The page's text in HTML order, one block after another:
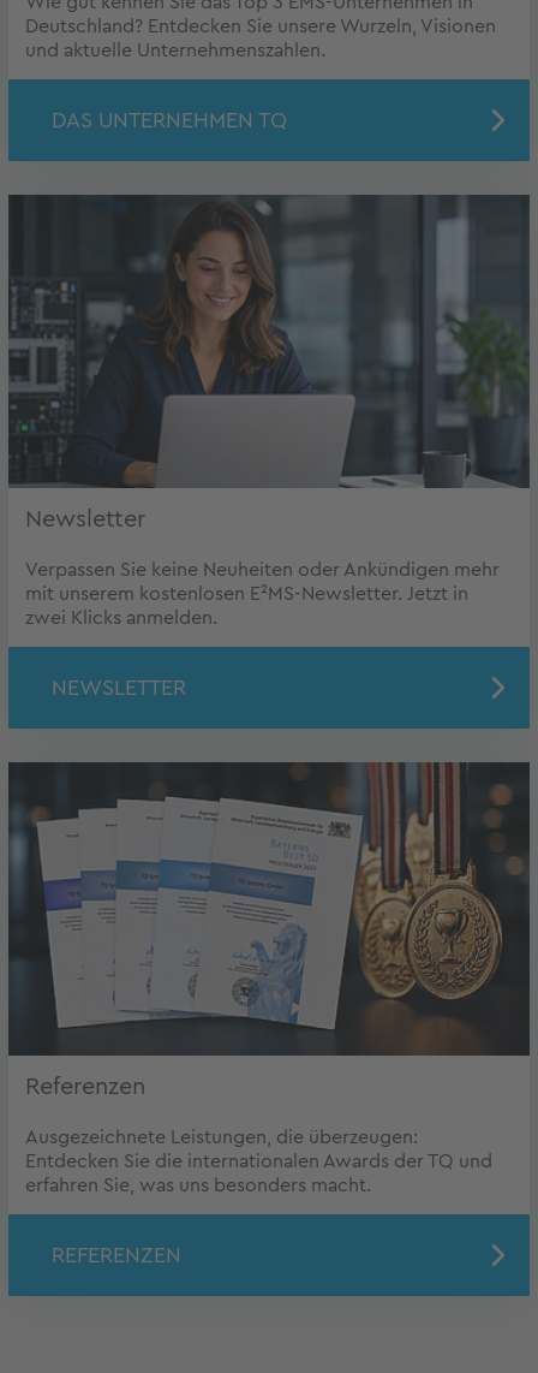
Deutschland? Entdecken Sie unsere Wurzeln, Visionen
und aktuelle Unternehmenszahlen.
DAS UNTERNEHMEN TQ
Newsletter
Verpassen Sie keine Neuheiten oder Ankündigen mehr
mit unserem kostenlosen E²MS-Newsletter. Jetzt in
zwei Klicks anmelden.
NEWSLETTER
Referenzen
Ausgezeichnete Leistungen, die überzeugen:
Entdecken Sie die internationalen Awards der TQ und
erfahren Sie, was uns besonders macht.
REFERENZEN